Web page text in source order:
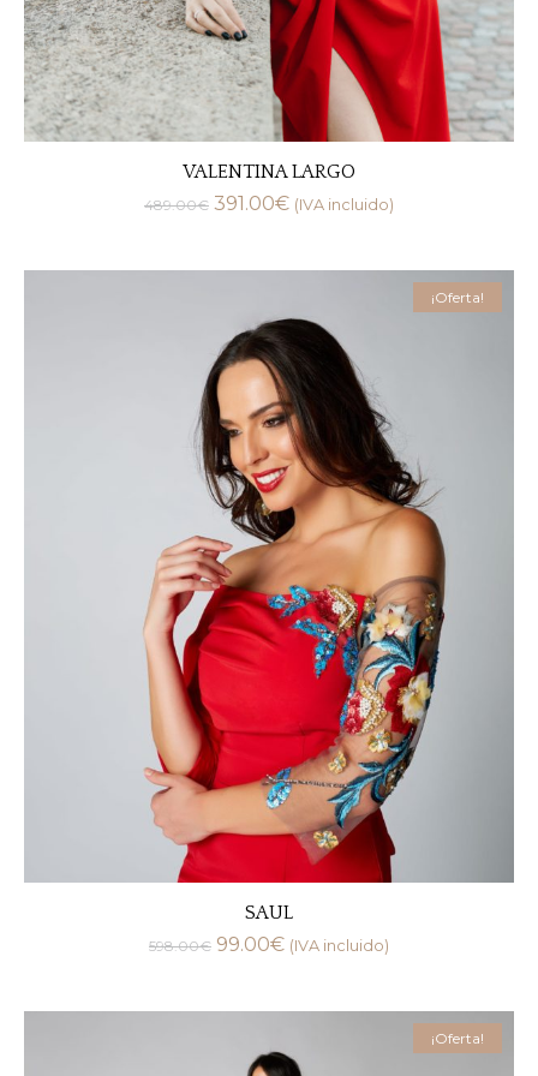
VALENTINA LARGO
489.00€ 391.00€ (IVA incluido)
¡Oferta!
SAUL
598.00€ 99.00€ (IVA incluido)
¡Oferta!